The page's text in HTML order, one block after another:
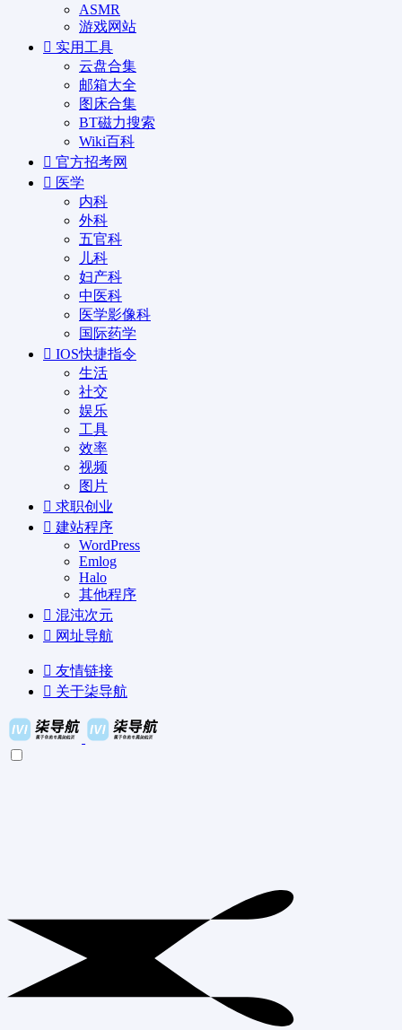
ASMR
游戏网站
实用工具
云盘合集
邮箱大全
图床合集
BT磁力搜索
Wiki百科
官方招考网
医学
内科
外科
五官科
儿科
妇产科
中医科
医学影像科
国际药学
IOS快捷指令
生活
社交
娱乐
工具
效率
视频
图片
求职创业
建站程序
WordPress
Emlog
Halo
其他程序
混沌次元
网址导航
友情链接
关于柒导航